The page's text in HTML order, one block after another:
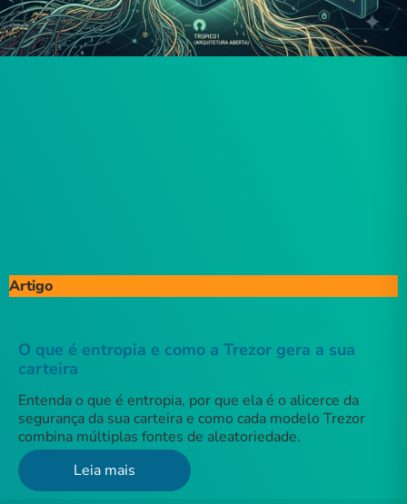
Artigo
O que é entropia e como a Trezor gera a sua
carteira
Entenda o que é entropia, por que ela é o alicerce da
segurança da sua carteira e como cada modelo Trezor
combina múltiplas fontes de aleatoriedade.
Leia mais